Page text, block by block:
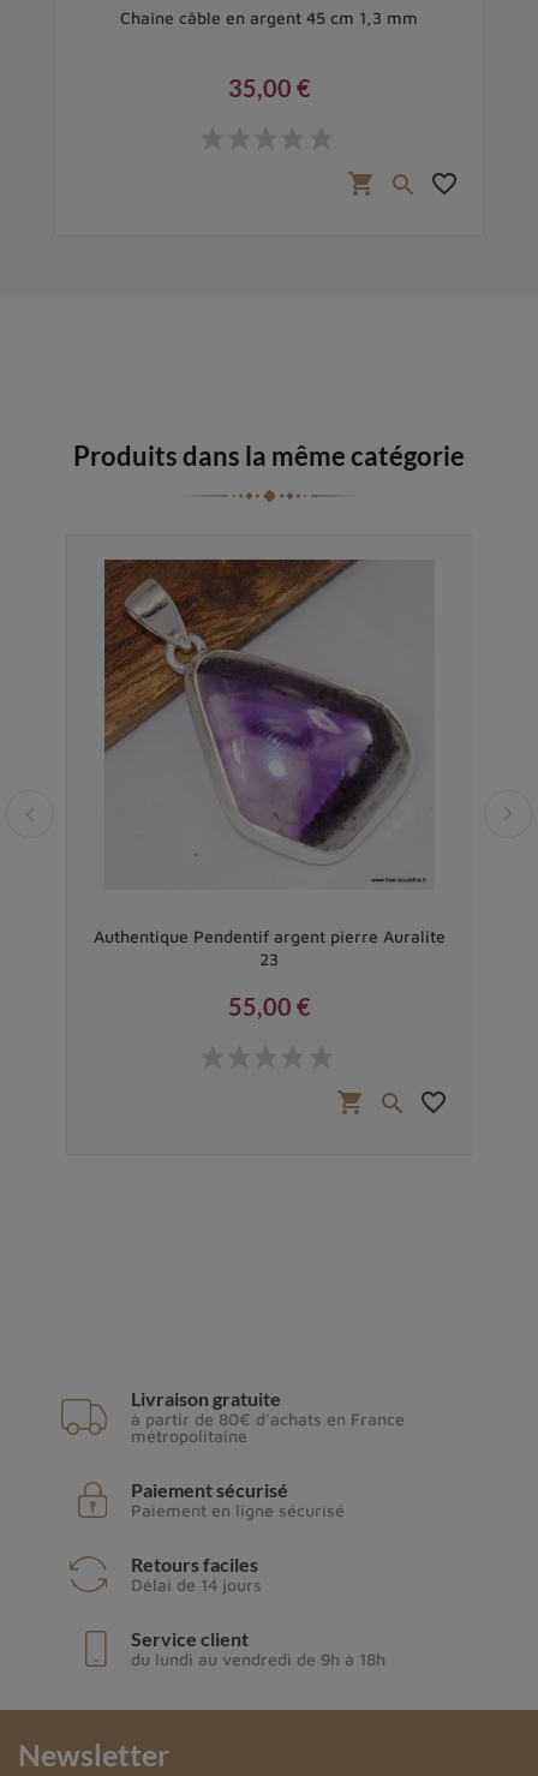
Chaîne câble en argent 45 cm 1,3 mm
35,00 €
shopping_cart  favorite_border
Produits dans la même catégorie
Authentique Pendentif argent pierre Auralite
23
55,00 €
shopping_cart  favorite_border
Livraison gratuite
à partir de 80€ d'achats en France
métropolitaine
Paiement sécurisé
Paiement en ligne sécurisé
Retours faciles
Délai de 14 jours
Service client
du lundi au vendredi de 9h à 18h
Newsletter